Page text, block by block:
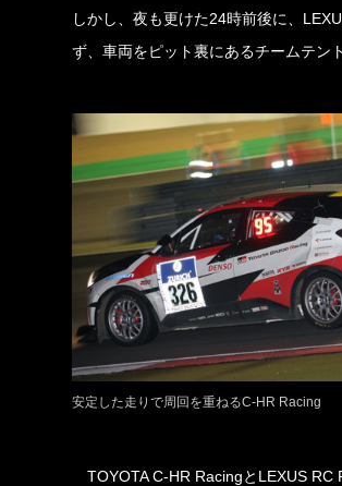
しかし、夜も更けた24時前後に、
ず、車両をピット裏にあるチームテン
安定した走りで周回を重ねるC-HR Racing
TOYOTA C-HR RacingとLEXUS RC